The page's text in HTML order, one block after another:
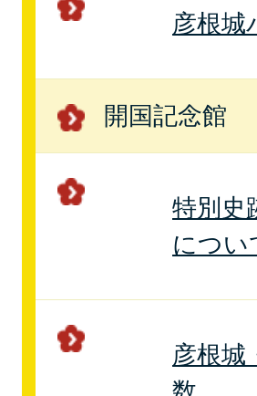
彦根城
開国記念館
特別史
につい
彦根城